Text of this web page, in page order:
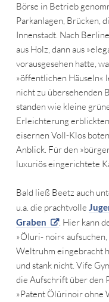
Börse in Betrieb
Parkanlagen, Brücken,
Innenstadt. Nach
aus Holz, dann aus
vorausgesehen hatte,
»öffentlichen Häuseln«
nicht zu übersehenden
standen wie kleine
Erleichterung
eisernen Voll-Klos
Anblick. Für den
luxuriös eingerichtete
Bald ließ Beetz auch
u.a. die prachtvolle
Graben
. Hier kann
»Öluri- noir«
Weltruhm eingebracht
und stank nicht. Vife
die Aufschrift über den
»Patent Ölürinoir ohne